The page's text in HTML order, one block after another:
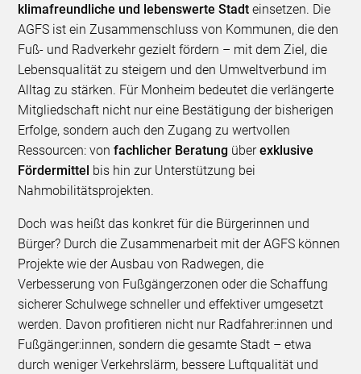
klimafreundliche und lebenswerte Stadt einsetzen. Die
AGFS ist ein Zusammenschluss von Kommunen, die den
Fuß- und Radverkehr gezielt fördern – mit dem Ziel, die
Lebensqualität zu steigern und den Umweltverbund im
Alltag zu stärken. Für Monheim bedeutet die verlängerte
Mitgliedschaft nicht nur eine Bestätigung der bisherigen
Erfolge, sondern auch den Zugang zu wertvollen
Ressourcen: vonfachlicher Beratung überexklusive
Fördermittel bis hin zur Unterstützung bei
Nahmobilitätsprojekten.
Doch was heißt das konkret für die Bürgerinnen und
Bürger? Durch die Zusammenarbeit mit der AGFS können
Projekte wie der Ausbau von Radwegen, die
Verbesserung von Fußgängerzonen oder die Schaffung
sicherer Schulwege schneller und effektiver umgesetzt
werden. Davon profitieren nicht nur Radfahrer:innen und
Fußgänger:innen, sondern die gesamte Stadt – etwa
durch weniger Verkehrslärm, bessere Luftqualität und